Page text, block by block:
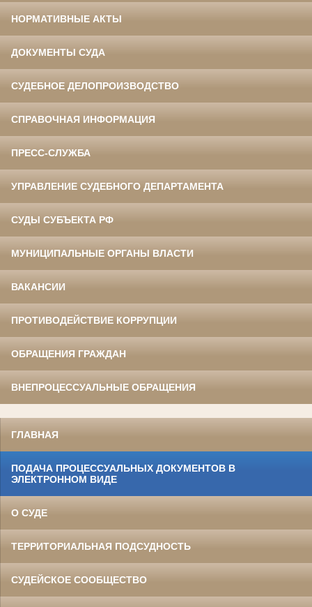
НОРМАТИВНЫЕ АКТЫ
ДОКУМЕНТЫ СУДА
СУДЕБНОЕ ДЕЛОПРОИЗВОДСТВО
СПРАВОЧНАЯ ИНФОРМАЦИЯ
ПРЕСС-СЛУЖБА
УПРАВЛЕНИЕ СУДЕБНОГО ДЕПАРТАМЕНТА
СУДЫ СУБЪЕКТА РФ
МУНИЦИПАЛЬНЫЕ ОРГАНЫ ВЛАСТИ
ВАКАНСИИ
ПРОТИВОДЕЙСТВИЕ КОРРУПЦИИ
ОБРАЩЕНИЯ ГРАЖДАН
ВНЕПРОЦЕССУАЛЬНЫЕ ОБРАЩЕНИЯ
ГЛАВНАЯ
ПОДАЧА ПРОЦЕССУАЛЬНЫХ ДОКУМЕНТОВ В
ЭЛЕКТРОННОМ ВИДЕ
О СУДЕ
ТЕРРИТОРИАЛЬНАЯ ПОДСУДНОСТЬ
СУДЕЙСКОЕ СООБЩЕСТВО